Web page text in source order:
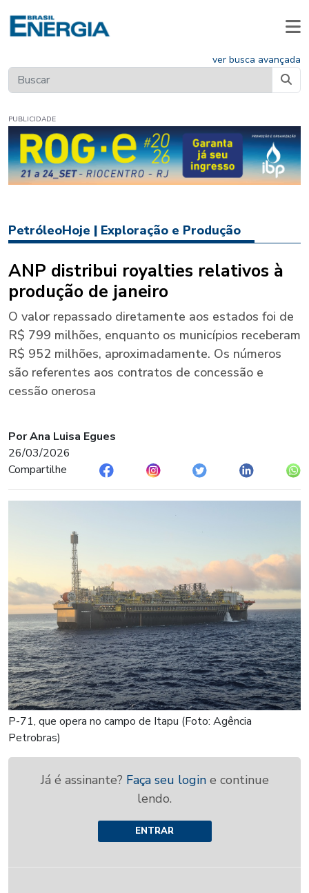
ver busca avançada
PUBLICIDADE
PetróleoHoje | Exploração e Produção
ANP distribui royalties relativos à
produção de janeiro
O valor repassado diretamente aos estados foi de
R$ 799 milhões, enquanto os municípios receberam
R$ 952 milhões, aproximadamente. Os números
são referentes aos contratos de concessão e
cessão onerosa
Por Ana Luisa Egues
26/03/2026
Compartilhe
P-71, que opera no campo de Itapu (Foto: Agência
Petrobras)
Já é assinante? Faça seu login e continue
lendo.
ENTRAR